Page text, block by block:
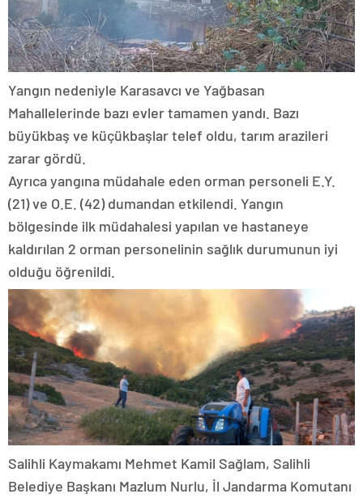
Yangın nedeniyle Karasavcı ve Yağbasan
Mahallelerinde bazı evler tamamen yandı. Bazı
büyükbaş ve küçükbaşlar telef oldu, tarım arazileri
zarar gördü.
Ayrıca yangına müdahale eden orman personeli E.Y.
(21) ve O.E. (42) dumandan etkilendi. Yangın
bölgesinde ilk müdahalesi yapılan ve hastaneye
kaldırılan 2 orman personelinin sağlık durumunun iyi
olduğu öğrenildi.
Salihli Kaymakamı Mehmet Kamil Sağlam, Salihli
Belediye Başkanı Mazlum Nurlu, İl Jandarma Komutanı